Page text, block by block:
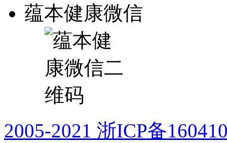
蕴本健康微信
2005-2021 浙ICP备